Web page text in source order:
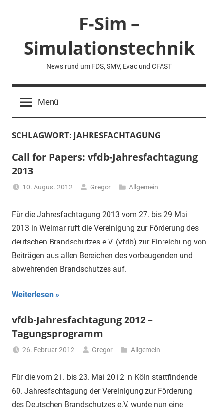
F-Sim –
Simulationstechnik
News rund um FDS, SMV, Evac und CFAST
Menü
SCHLAGWORT: JAHRESFACHTAGUNG
Call for Papers: vfdb-Jahresfachtagung
2013
10. August 2012 Gregor Allgemein
Für die Jahresfachtagung 2013 vom 27. bis 29 Mai
2013 in Weimar ruft die Vereinigung zur Förderung des
deutschen Brandschutzes e.V. (vfdb) zur Einreichung von
Beiträgen aus allen Bereichen des vorbeugenden und
abwehrenden Brandschutzes auf.
Weiterlesen
vfdb-Jahresfachtagung 2012 –
Tagungsprogramm
26. Februar 2012 Gregor Allgemein
Für die vom 21. bis 23. Mai 2012 in Köln stattfindende
60. Jahresfachtagung der Vereinigung zur Förderung
des Deutschen Brandschutzes e.V. wurde nun eine